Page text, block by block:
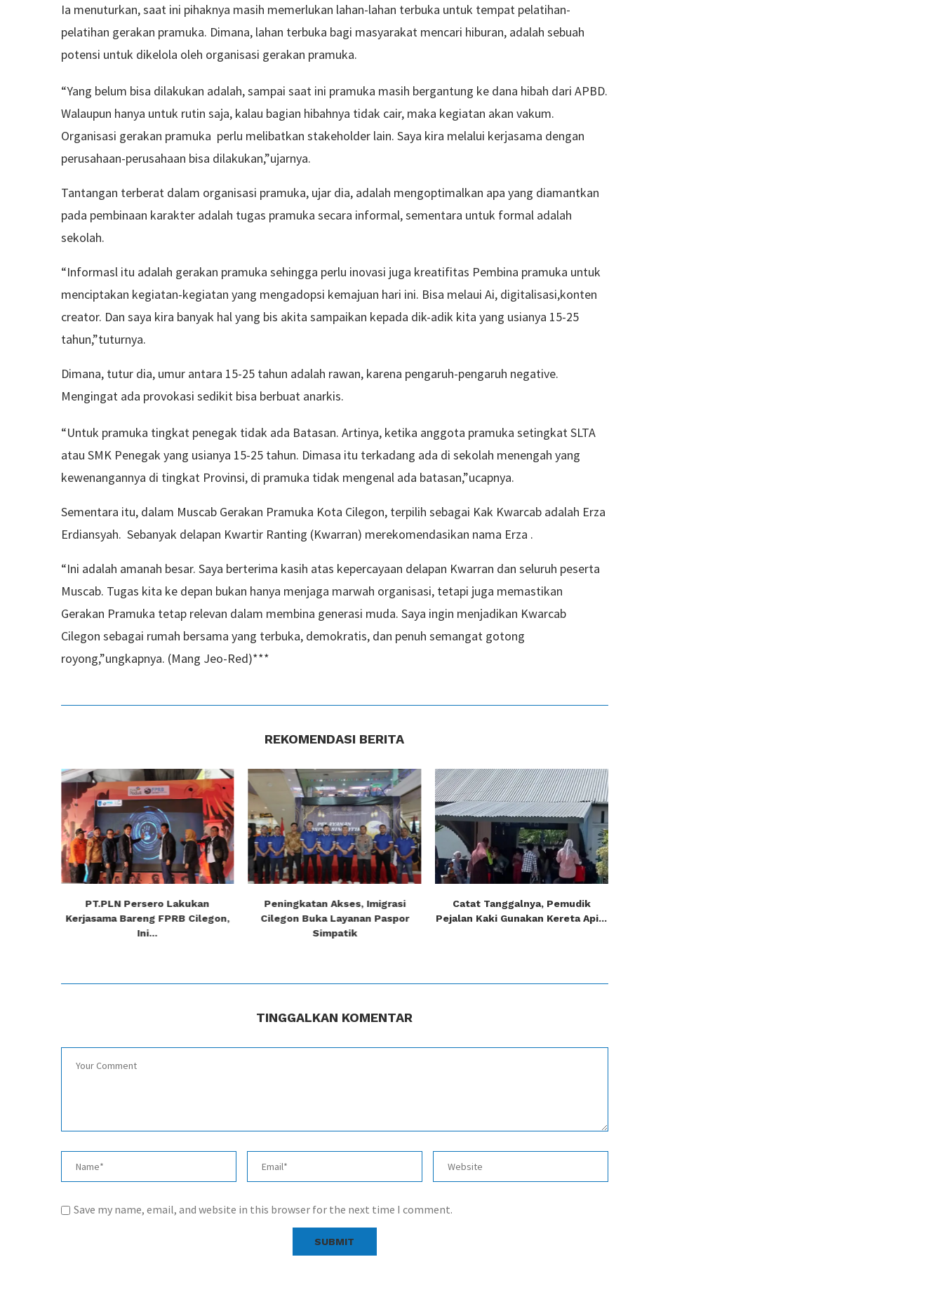
Ia menuturkan, saat ini pihaknya masih memerlukan lahan-lahan terbuka untuk tempat pelatihan-
pelatihan gerakan pramuka. Dimana, lahan terbuka bagi masyarakat mencari hiburan, adalah sebuah
potensi untuk dikelola oleh organisasi gerakan pramuka.
“Yang belum bisa dilakukan adalah, sampai saat ini pramuka masih bergantung ke dana hibah dari APBD.
Walaupun hanya untuk rutin saja, kalau bagian hibahnya tidak cair, maka kegiatan akan vakum.
Organisasi gerakan pramuka perlu melibatkan stakeholder lain. Saya kira melalui kerjasama dengan
perusahaan-perusahaan bisa dilakukan,”ujarnya.
Tantangan terberat dalam organisasi pramuka, ujar dia, adalah mengoptimalkan apa yang diamantkan
pada pembinaan karakter adalah tugas pramuka secara informal, sementara untuk formal adalah
sekolah.
“Informasl itu adalah gerakan pramuka sehingga perlu inovasi juga kreatifitas Pembina pramuka untuk
menciptakan kegiatan-kegiatan yang mengadopsi kemajuan hari ini. Bisa melaui Ai, digitalisasi,konten
creator. Dan saya kira banyak hal yang bis akita sampaikan kepada dik-adik kita yang usianya 15-25
tahun,”tuturnya.
Dimana, tutur dia, umur antara 15-25 tahun adalah rawan, karena pengaruh-pengaruh negative.
Mengingat ada provokasi sedikit bisa berbuat anarkis.
“Untuk pramuka tingkat penegak tidak ada Batasan. Artinya, ketika anggota pramuka setingkat SLTA
atau SMK Penegak yang usianya 15-25 tahun. Dimasa itu terkadang ada di sekolah menengah yang
kewenangannya di tingkat Provinsi, di pramuka tidak mengenal ada batasan,”ucapnya.
Sementara itu, dalam Muscab Gerakan Pramuka Kota Cilegon, terpilih sebagai Kak Kwarcab adalah Erza
Erdiansyah. Sebanyak delapan Kwartir Ranting (Kwarran) merekomendasikan nama Erza .
“Ini adalah amanah besar. Saya berterima kasih atas kepercayaan delapan Kwarran dan seluruh peserta
Muscab. Tugas kita ke depan bukan hanya menjaga marwah organisasi, tetapi juga memastikan
Gerakan Pramuka tetap relevan dalam membina generasi muda. Saya ingin menjadikan Kwarcab
Cilegon sebagai rumah bersama yang terbuka, demokratis, dan penuh semangat gotong
royong,”ungkapnya. (Mang Jeo-Red)***
REKOMENDASI BERITA
PT.PLN Persero Lakukan
Kerjasama Bareng FPRB Cilegon,
Ini...
Peningkatan Akses, Imigrasi
Cilegon Buka Layanan Paspor
Simpatik
Catat Tanggalnya, Pemudik
Pejalan Kaki Gunakan Kereta Api...
TINGGALKAN KOMENTAR
Save my name, email, and website in this browser for the next time I comment.